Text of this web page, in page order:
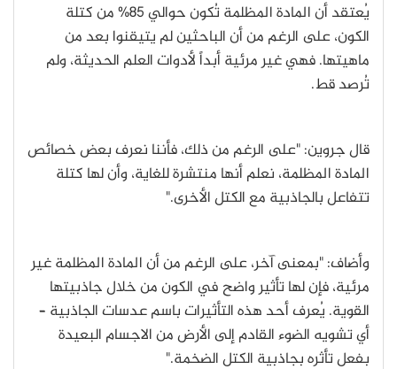
يُعتقد أن المادة المظلمة تُكون حوالي 85% من كتلة
الكون، على الرغم من أن الباحثين لم يتيقنوا بعد من
ماهيتها. فهي غير مرئية أبداً لأدوات العلم الحديثة، ولم
تُرصد قط.
قال جروين: "على الرغم من ذلك، فأننا نعرف بعض خصائص
المادة المظلمة، نعلم أنها منتشرة للغاية، وأن لها كتلة
تتفاعل بالجاذبية مع الكتل الأخرى."
وأضاف: "بمعنى آخر، على الرغم من أن المادة المظلمة غير
مرئية، فإن لها تأثير واضح في الكون من خلال جاذبيتها
القوية. يُعرف أحد هذه التأثيرات باسم عدسات الجاذبية –
أي تشويه الضوء القادم إلى الأرض من الاجسام البعيدة
بفعل تأثره بجاذبية الكتل الضخمة."